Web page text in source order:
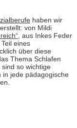
haben wir
von Mildi
, aus Inkes Feder
eines
über diese
Thema Schlafen
so wichtige
in jede pädagogische